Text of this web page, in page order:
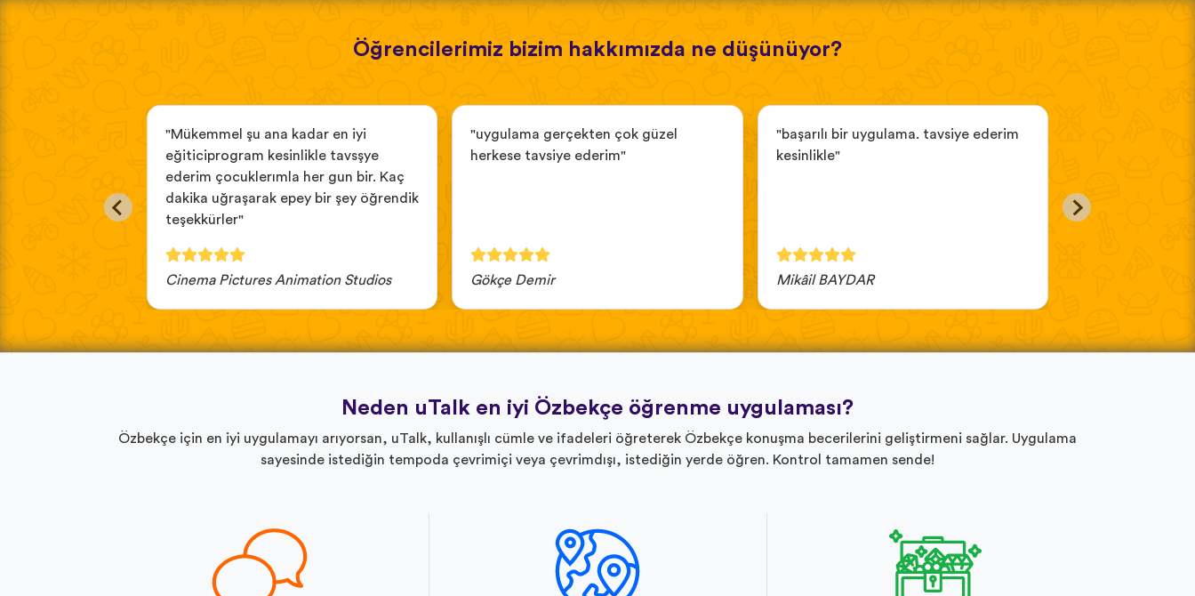
Öğrencilerimiz bizim hakkımızda ne düşünüyor?
"Mükemmel şu ana kadar en iyi
eğiticiprogram kesinlikle tavsşye
ederim çocuklerımla her gun bir. Kaç
dakika uğraşarak epey bir şey öğrendik
teşekkürler"
Cinema Pictures Animation Studios
"uygulama gerçekten çok güzel
herkese tavsiye ederim"
Gökçe Demir
"başarılı bir uygulama. tavsiye ederim
kesinlikle"
Mikâil BAYDAR
Neden uTalk en iyi Özbekçe öğrenme uygulaması?
Özbekçe için en iyi uygulamayı arıyorsan, uTalk, kullanışlı cümle ve ifadeleri öğreterek Özbekçe konuşma becerilerini geliştirmeni sağlar. Uygulama
sayesinde istediğin tempoda çevrimiçi veya çevrimdışı, istediğin yerde öğren. Kontrol tamamen sende!